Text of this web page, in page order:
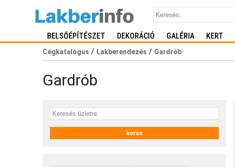
BELSŐÉPÍTÉSZET DEKORÁCIÓ GALÉRIA KERT
Cégkatalógus / Lakberendezés / Gardrób
Gardrób